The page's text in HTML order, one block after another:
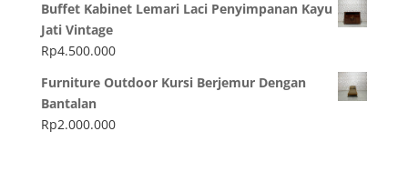
Buffet Kabinet Lemari Laci Penyimpanan Kayu
Jati Vintage
Rp4.500.000
Furniture Outdoor Kursi Berjemur Dengan
Bantalan
Rp2.000.000